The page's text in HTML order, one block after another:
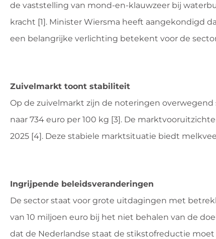
de vaststelling van mond-en-klauwzeer bij
kracht [1]. Minister Wiersma heeft aangekondigd
een belangrijke verlichting betekent voor de
Zuivelmarkt toont stabiliteit
Op de zuivelmarkt zijn de noteringen
naar 734 euro per 100 kg [3]. De
2025 [4]. Deze stabiele marktsituatie biedt
Ingrijpende beleidsveranderingen
De sector staat voor grote uitdagingen met
van 10 miljoen euro bij het niet behalen van de
dat de Nederlandse staat de stikstofreductie